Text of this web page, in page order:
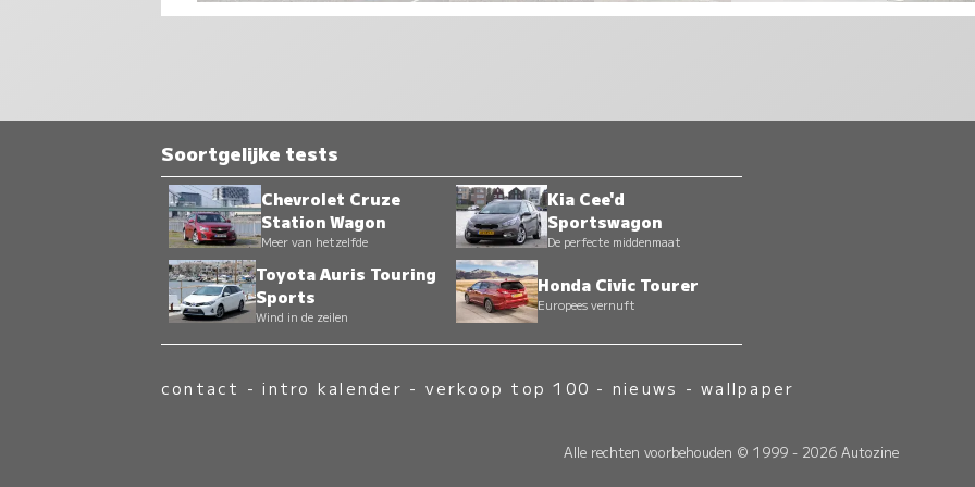
Soortgelijke tests
Chevrolet Cruze
Station Wagon
Meer van hetzelfde
Kia Cee'd
Sportswagon
De perfecte middenmaat
Toyota Auris Touring
Sports
Wind in de zeilen
Honda Civic Tourer
Europees vernuft
contact -intro kalender - verkoop top 100 - nieuws -wallpaper
Alle rechten voorbehouden © 1999 - 2026 Autozine